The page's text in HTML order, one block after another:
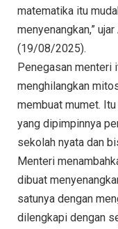
matematika itu
menyenangkan,”
(19/08/2025).
Penegasan menteri
menghilangkan
membuat mumet.
yang dipimpinnya
sekolah nyata dan
Menteri
dibuat
satunya dengan
dilengkapi dengan